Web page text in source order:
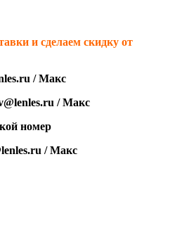
и сделаем скидку от
/ Макс
/ Макс
номер
/ Макс